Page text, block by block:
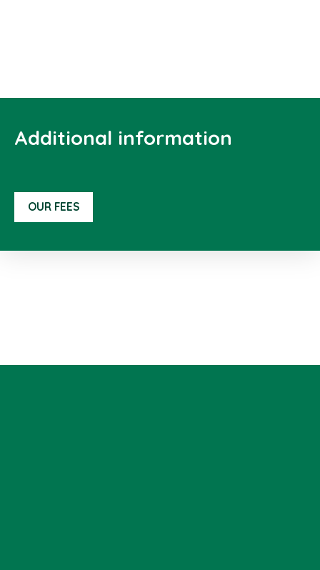
Additional information
OUR FEES